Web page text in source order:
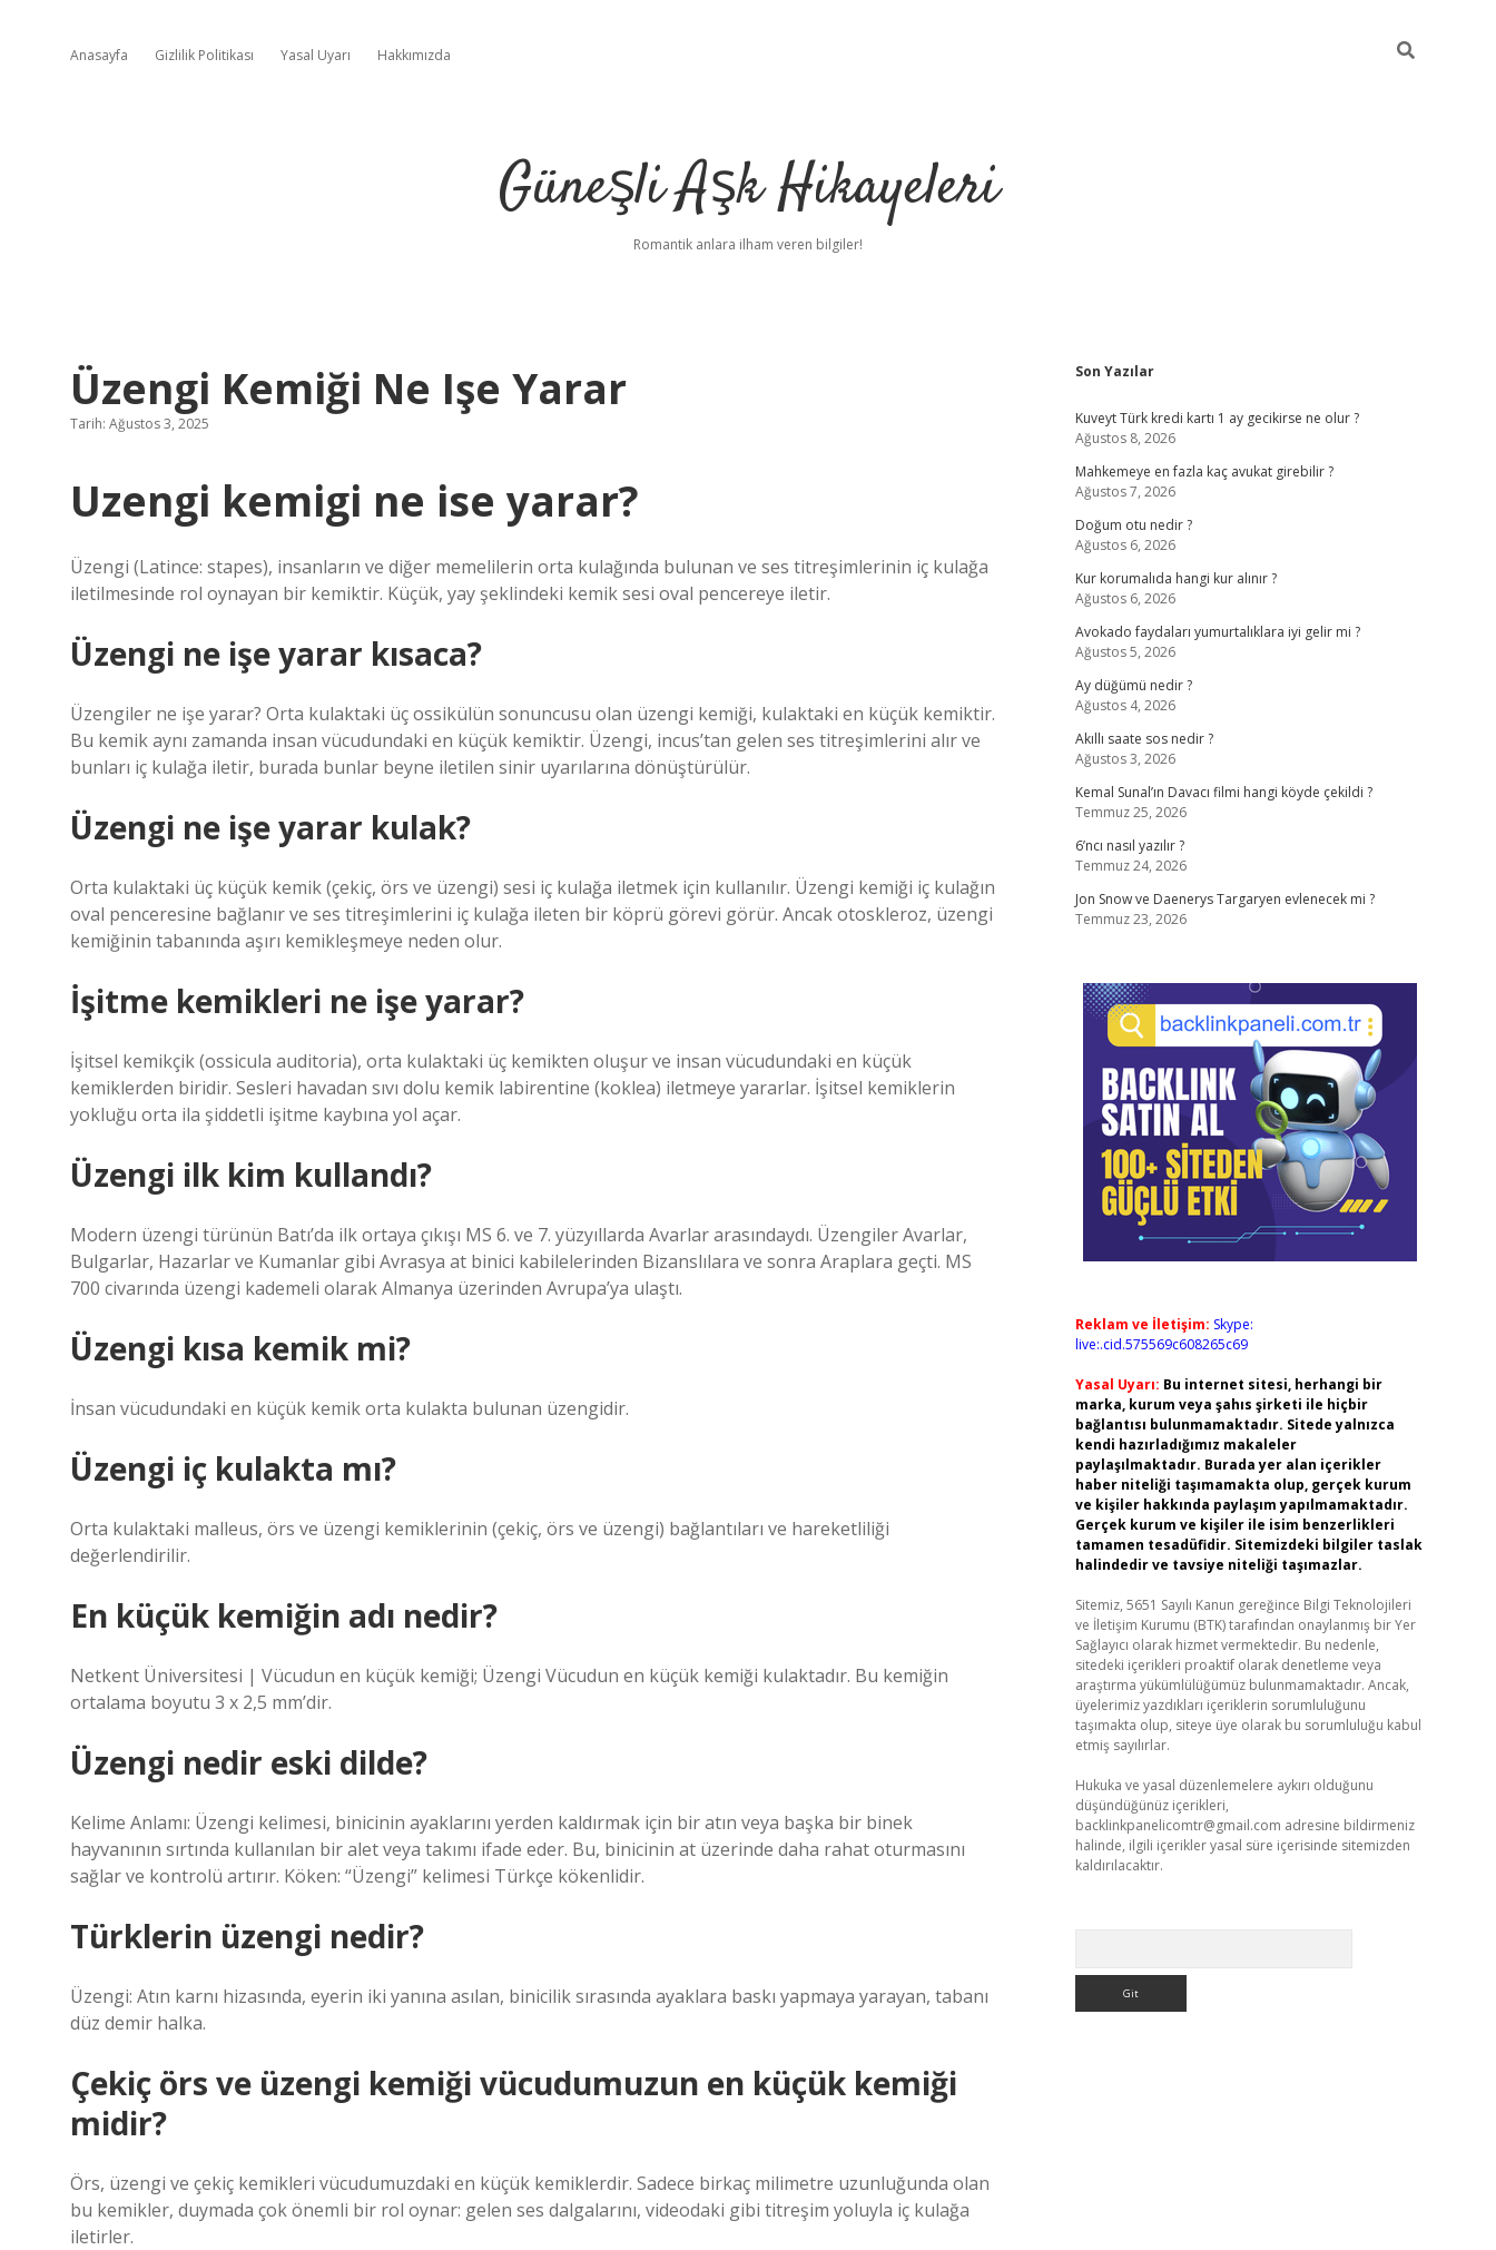
Anasayfa Gizlilik Politikası Yasal Uyarı Hakkımızda
Güneşli Aşk Hikayeleri
Romantik anlara ilham veren bilgiler!
Üzengi Kemiği Ne Işe Yarar
Tarih: Ağustos 3, 2025
Uzengi kemigi ne ise yarar?
Üzengi (Latince: stapes), insanların ve diğer memelilerin orta kulağında bulunan ve ses titreşimlerinin iç kulağa
iletilmesinde rol oynayan bir kemiktir. Küçük, yay şeklindeki kemik sesi oval pencereye iletir.
Üzengi ne işe yarar kısaca?
Üzengiler ne işe yarar? Orta kulaktaki üç ossikülün sonuncusu olan üzengi kemiği, kulaktaki en küçük kemiktir.
Bu kemik aynı zamanda insan vücudundaki en küçük kemiktir. Üzengi, incus’tan gelen ses titreşimlerini alır ve
bunları iç kulağa iletir, burada bunlar beyne iletilen sinir uyarılarına dönüştürülür.
Üzengi ne işe yarar kulak?
Orta kulaktaki üç küçük kemik (çekiç, örs ve üzengi) sesi iç kulağa iletmek için kullanılır. Üzengi kemiği iç kulağın
oval penceresine bağlanır ve ses titreşimlerini iç kulağa ileten bir köprü görevi görür. Ancak otoskleroz, üzengi
kemiğinin tabanında aşırı kemikleşmeye neden olur.
İşitme kemikleri ne işe yarar?
İşitsel kemikçik (ossicula auditoria), orta kulaktaki üç kemikten oluşur ve insan vücudundaki en küçük
kemiklerden biridir. Sesleri havadan sıvı dolu kemik labirentine (koklea) iletmeye yararlar. İşitsel kemiklerin
yokluğu orta ila şiddetli işitme kaybına yol açar.
Üzengi ilk kim kullandı?
Modern üzengi türünün Batı’da ilk ortaya çıkışı MS 6. ve 7. yüzyıllarda Avarlar arasındaydı. Üzengiler Avarlar,
Bulgarlar, Hazarlar ve Kumanlar gibi Avrasya at binici kabilelerinden Bizanslılara ve sonra Araplara geçti. MS
700 civarında üzengi kademeli olarak Almanya üzerinden Avrupa’ya ulaştı.
Üzengi kısa kemik mi?
İnsan vücudundaki en küçük kemik orta kulakta bulunan üzengidir.
Üzengi iç kulakta mı?
Orta kulaktaki malleus, örs ve üzengi kemiklerinin (çekiç, örs ve üzengi) bağlantıları ve hareketliliği
değerlendirilir.
En küçük kemiğin adı nedir?
Netkent Üniversitesi | Vücudun en küçük kemiği; Üzengi Vücudun en küçük kemiği kulaktadır. Bu kemiğin
ortalama boyutu 3 x 2,5 mm’dir.
Üzengi nedir eski dilde?
Kelime Anlamı: Üzengi kelimesi, binicinin ayaklarını yerden kaldırmak için bir atın veya başka bir binek
hayvanının sırtında kullanılan bir alet veya takımı ifade eder. Bu, binicinin at üzerinde daha rahat oturmasını
sağlar ve kontrolü artırır. Köken: “Üzengi” kelimesi Türkçe kökenlidir.
Türklerin üzengi nedir?
Üzengi: Atın karnı hizasında, eyerin iki yanına asılan, binicilik sırasında ayaklara baskı yapmaya yarayan, tabanı
düz demir halka.
Çekiç örs ve üzengi kemiği vücudumuzun en küçük kemiği
midir?
Örs, üzengi ve çekiç kemikleri vücudumuzdaki en küçük kemiklerdir. Sadece birkaç milimetre uzunluğunda olan
bu kemikler, duymada çok önemli bir rol oynar: gelen ses dalgalarını, videodaki gibi titreşim yoluyla iç kulağa
iletirler.
Sidebar
Son Yazılar
Kuveyt Türk kredi kartı 1 ay gecikirse ne olur ?
Ağustos 8, 2026
Mahkemeye en fazla kaç avukat girebilir ?
Ağustos 7, 2026
Doğum otu nedir ?
Ağustos 6, 2026
Kur korumalıda hangi kur alınır ?
Ağustos 6, 2026
Avokado faydaları yumurtalıklara iyi gelir mi ?
Ağustos 5, 2026
Ay düğümü nedir ?
Ağustos 4, 2026
Akıllı saate sos nedir ?
Ağustos 3, 2026
Kemal Sunal’ın Davacı filmi hangi köyde çekildi ?
Temmuz 25, 2026
6’ncı nasıl yazılır ?
Temmuz 24, 2026
Jon Snow ve Daenerys Targaryen evlenecek mi ?
Temmuz 23, 2026
Reklam ve İletişim: Skype:
live:.cid.575569c608265c69
Yasal Uyarı: Bu internet sitesi, herhangi bir
marka, kurum veya şahıs şirketi ile hiçbir
bağlantısı bulunmamaktadır. Sitede yalnızca
kendi hazırladığımız makaleler
paylaşılmaktadır. Burada yer alan içerikler
haber niteliği taşımamakta olup, gerçek kurum
ve kişiler hakkında paylaşım yapılmamaktadır.
Gerçek kurum ve kişiler ile isim benzerlikleri
tamamen tesadüfidir. Sitemizdeki bilgiler taslak
halindedir ve tavsiye niteliği taşımazlar.
Sitemiz, 5651 Sayılı Kanun gereğince Bilgi Teknolojileri
ve İletişim Kurumu (BTK) tarafından onaylanmış bir Yer
Sağlayıcı olarak hizmet vermektedir. Bu nedenle,
sitedeki içerikleri proaktif olarak denetleme veya
araştırma yükümlülüğümüz bulunmamaktadır. Ancak,
üyelerimiz yazdıkları içeriklerin sorumluluğunu
taşımakta olup, siteye üye olarak bu sorumluluğu kabul
etmiş sayılırlar.
Hukuka ve yasal düzenlemelere aykırı olduğunu
düşündüğünüz içerikleri,
backlinkpanelicomtr@gmail.com adresine bildirmeniz
halinde, ilgili içerikler yasal süre içerisinde sitemizden
kaldırılacaktır.
betcivdcasino giriş